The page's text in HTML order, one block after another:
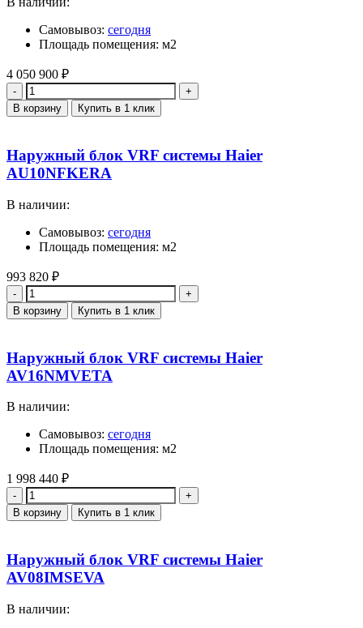
Самовывоз: сегодня
Площадь помещения: м2
4 050 900 ₽
Количество
В корзину Купить в 1 клик
Наружный блок VRF системы Haier
AU10NFKERA
В наличии:
Самовывоз: сегодня
Площадь помещения: м2
993 820 ₽
Количество
В корзину Купить в 1 клик
Наружный блок VRF системы Haier
AV16NMVETA
В наличии:
Самовывоз: сегодня
Площадь помещения: м2
1 998 440 ₽
Количество
В корзину Купить в 1 клик
Наружный блок VRF системы Haier
AV08IMSEVA
В наличии: